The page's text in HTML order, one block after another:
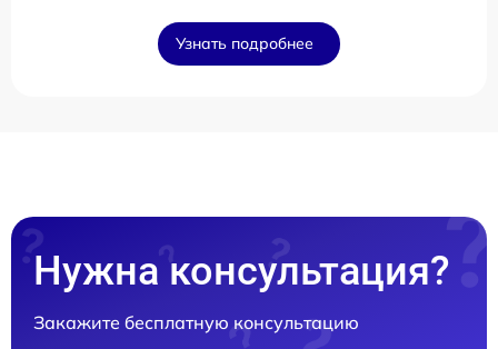
Узнать подробнее
Нужна консультация?
Закажите бесплатную консультацию